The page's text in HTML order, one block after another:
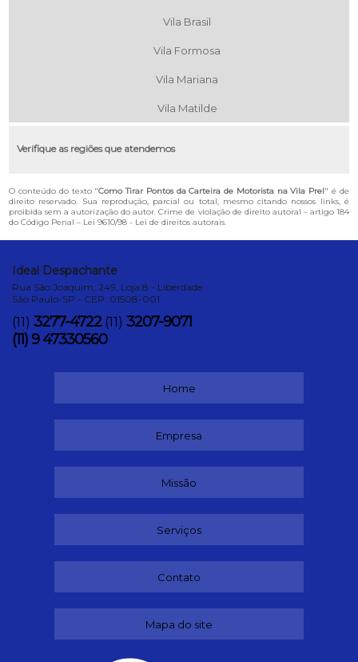
Vila Brasil
Vila Formosa
Vila Mariana
Vila Matilde
Verifique as regiões que atendemos
O conteúdo do texto "Como Tirar Pontos da Carteira de Motorista na Vila Prel" é de
direito reservado. Sua reprodução, parcial ou total, mesmo citando nossos links, é
proibida sem a autorização do autor. Crime de violação de direito autoral – artigo 184
do Código Penal – Lei 9610/98 - Lei de direitos autorais.
Ideal Despachante
Rua São Joaquim, 249, Loja:8 - Liberdade
São Paulo-SP - CEP: 01508-001
(11) 3277-4722 (11) 3207-9071
(11) 9 47330560
Home
Empresa
Missão
Serviços
Contato
Mapa do site